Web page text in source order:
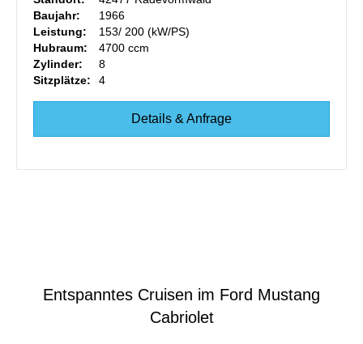
Baujahr:
1966
Leistung:
153/ 200 (kW/PS)
Hubraum:
4700 ccm
Zylinder:
8
Sitzplätze:
4
Details & Anfrage
Entspanntes Cruisen im Ford Mustang
Cabriolet